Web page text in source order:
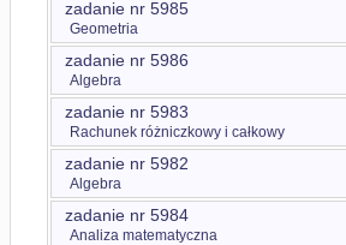
zadanie nr 5985
Geometria
zadanie nr 5986
Algebra
zadanie nr 5983
Rachunek różniczkowy i całkowy
zadanie nr 5982
Algebra
zadanie nr 5984
Analiza matematyczna